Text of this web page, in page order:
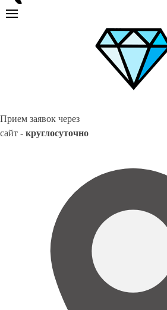
Прием заявок через
сайт - круглосуточно